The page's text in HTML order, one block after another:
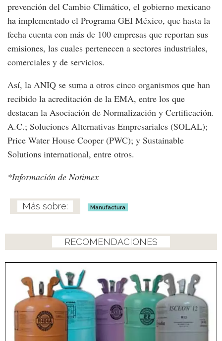
prevención del Cambio Climático, el gobierno mexicano
ha implementado el Programa GEI México, que hasta la
fecha cuenta con más de 100 empresas que reportan sus
emisiones, las cuales pertenecen a sectores industriales,
comerciales y de servicios.
Así, la ANIQ se suma a otros cinco organismos que han
recibido la acreditación de la EMA, entre los que
destacan la Asociación de Normalización y Certificación.
A.C.; Soluciones Alternativas Empresariales (SOLAL);
Price Water House Cooper (PWC); y Sustainable
Solutions international, entre otros.
*Información de Notimex
Manufactura
RECOMENDACIONES